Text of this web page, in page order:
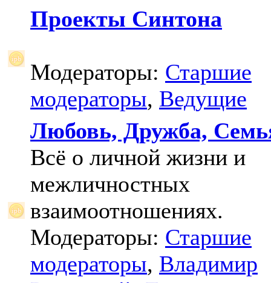
Проекты Синтона
Модераторы: Старшие
модераторы, Ведущие
Любовь, Дружба,
Всё о личной жизни и
межличностных
взаимоотношениях.
Модераторы: Старшие
модераторы, Владимир